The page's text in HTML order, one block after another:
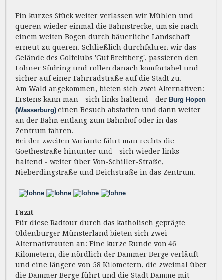
Ein kurzes Stück weiter verlassen wir Mühlen und
queren wieder einmal die Bahnstrecke, um sie nach
einem weiten Bogen durch bäuerliche Landschaft
erneut zu queren. Schließlich durchfahren wir das
Gelände des Golfclubs 'Gut Brettberg', passieren den
Lohner Südring und rollen danach komfortabel und
sicher auf einer Fahrradstraße auf die Stadt zu.
Am Wald angekommen, bieten sich zwei Alternativen:
Erstens kann man - sich links haltend - der Burg Hopen
(Wasserburg)einen Besuch abstatten und dann weiter
an der Bahn entlang zum Bahnhof oder in das
Zentrum fahren.
Bei der zweiten Variante fährt man rechts die
Goethestraße hinunter und - sich wieder links
haltend - weiter über Von-Schiller-Straße,
Nieberdingstraße und Deichstraße in das Zentrum.
Fazit
Für diese Radtour durch das katholisch geprägte
Oldenburger Münsterland bieten sich zwei
Alternativrouten an: Eine kurze Runde von 46
Kilometern, die nördlich der Dammer Berge verläuft
und eine längere von 58 Kilometern, die zweimal über
die Dammer Berge führt und die Stadt Damme mit